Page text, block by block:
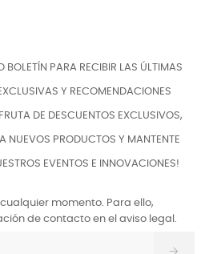
BOLETÍN PARA RECIBIR LAS ÚLTIMAS
Y RECOMENDACIONES
DE DESCUENTOS EXCLUSIVOS,
NUEVOS PRODUCTOS Y MANTENTE
EVENTOS E INNOVACIONES!
momento. Para ello,
de contacto en el aviso legal.